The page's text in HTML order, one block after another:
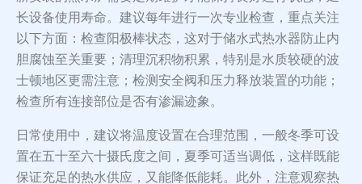
长设备使用寿命。建议每年进行一次专业检查，重点关注
以下方面：检查阳极棒状态，这对于储水式热水器防止内
胆腐蚀至关重要；清理沉积物积累，特别是水质较硬的波
士顿地区更需注意；检测安全阀和压力释放装置的功能；
检查所有连接部位是否有渗漏迹象。
日常使用中，建议将温度设置在合理范围，一般冬季可设
置在五十至六十摄氏度之间，夏季可适当调低，这样既能
保证充足的热水供应，又能降低能耗。此外，注意观察热